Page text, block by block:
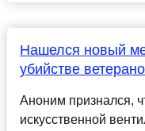
Нашелся новый
убийстве
Аноним признался,
искусственной